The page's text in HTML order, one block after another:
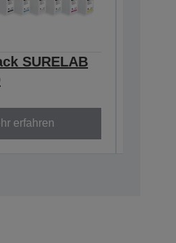
SURELAB
erfahren